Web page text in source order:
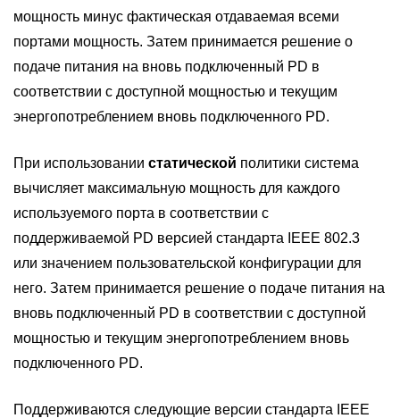
мощность минус фактическая отдаваемая всеми
портами мощность. Затем принимается решение о
подаче питания на вновь подключенный PD в
соответствии с доступной мощностью и текущим
энергопотреблением вновь подключенного PD.
При использовании статической политики система
вычисляет максимальную мощность для каждого
используемого порта в соответствии с
поддерживаемой PD версией стандарта IEEE 802.3
или значением пользовательской конфигурации для
него. Затем принимается решение о подаче питания на
вновь подключенный PD в соответствии с доступной
мощностью и текущим энергопотреблением вновь
подключенного PD.
Поддерживаются следующие версии стандарта IEEE